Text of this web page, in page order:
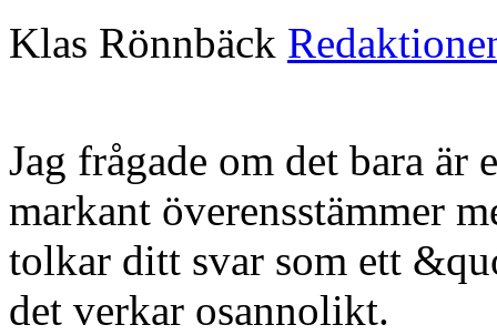
Klas Rönnbäck
Jag frågade om det bara är
markant överensstämmer
tolkar ditt svar som ett
det verkar osannolikt.